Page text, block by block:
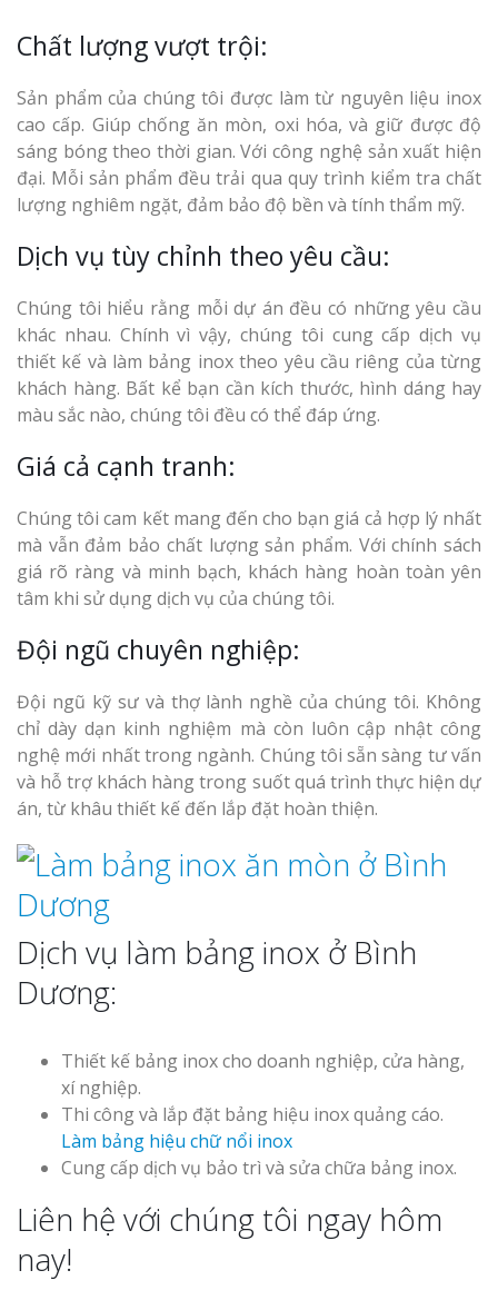
Chất lượng vượt trội:
Sản phẩm của chúng tôi được làm từ nguyên liệu inox
cao cấp. Giúp chống ăn mòn, oxi hóa, và giữ được độ
sáng bóng theo thời gian. Với công nghệ sản xuất hiện
đại. Mỗi sản phẩm đều trải qua quy trình kiểm tra chất
lượng nghiêm ngặt, đảm bảo độ bền và tính thẩm mỹ.
Dịch vụ tùy chỉnh theo yêu cầu:
Chúng tôi hiểu rằng mỗi dự án đều có những yêu cầu
khác nhau. Chính vì vậy, chúng tôi cung cấp dịch vụ
thiết kế và làm bảng inox theo yêu cầu riêng của từng
khách hàng. Bất kể bạn cần kích thước, hình dáng hay
màu sắc nào, chúng tôi đều có thể đáp ứng.
Giá cả cạnh tranh:
Chúng tôi cam kết mang đến cho bạn giá cả hợp lý nhất
mà vẫn đảm bảo chất lượng sản phẩm. Với chính sách
giá rõ ràng và minh bạch, khách hàng hoàn toàn yên
tâm khi sử dụng dịch vụ của chúng tôi.
Đội ngũ chuyên nghiệp:
Đội ngũ kỹ sư và thợ lành nghề của chúng tôi. Không
chỉ dày dạn kinh nghiệm mà còn luôn cập nhật công
nghệ mới nhất trong ngành. Chúng tôi sẵn sàng tư vấn
và hỗ trợ khách hàng trong suốt quá trình thực hiện dự
án, từ khâu thiết kế đến lắp đặt hoàn thiện.
Dịch vụ làm bảng inox ở Bình
Dương:
Thiết kế bảng inox cho doanh nghiệp, cửa hàng,
xí nghiệp.
Thi công và lắp đặt bảng hiệu inox quảng cáo.
Làm bảng hiệu chữ nổi inox
Cung cấp dịch vụ bảo trì và sửa chữa bảng inox.
Liên hệ với chúng tôi ngay hôm
nay!